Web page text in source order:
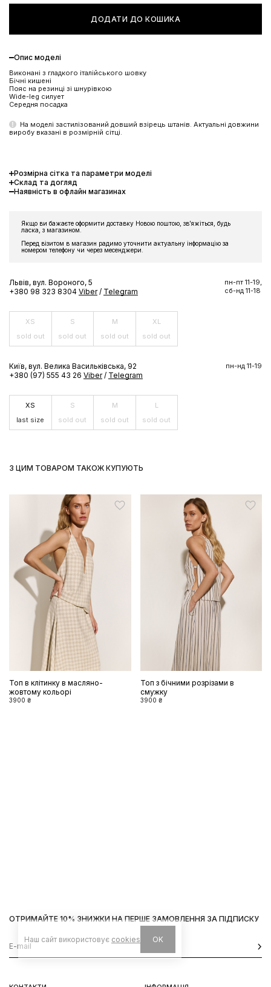
ДОДАТИ ДО КОШИКА
Опис моделі
Виконані з гладкого італійського шовку
Бічні кишені
Пояс на резинці зі шнурівкою
Wide-leg силует
Середня посадка
На моделі застилізований довший взірець штанів. Актуальні довжини
виробу вказані в розмірній сітці.
Розмірна сітка та параметри моделі
Склад та догляд
Наявність в офлайн магазинах
Якщо ви бажаєте оформити доставку Новою поштою, звʼяжіться, будь
ласка, з магазином.
Перед візитом в магазин радимо уточнити актуальну інформацію за
номером телефону чи через месенджери.
Львів, вул. Вороного, 5
+380 98 323 8304 Viber / Telegram
пн-пт 11-19,
сб-нд 11-18
XS
sold out
S
sold out
M
sold out
XL
sold out
Київ, вул. Велика Васильківська, 92
+380 (97) 555 43 26 Viber / Telegram
пн-нд 11-19
XS
last size
S
sold out
M
sold out
L
sold out
З ЦИМ ТОВАРОМ ТАКОЖ КУПУЮТЬ
Топ в клітинку в масляно-
жовтому кольорі
3900 ₴
Топ з бічними розрізами в
смужку
3900 ₴
ОТРИМАЙТЕ 10% ЗНИЖКИ НА ПЕРШЕ ЗАМОВЛЕННЯ ЗА ПІДПИСКУ
ЗНИЖКА 10% НА ПЕРШЕ
ЗАМОВЛЕННЯ
ексклюзивних пропозицій бренду
ПІДПИСАТИСЬ ЗАРАЗ
Наш сайт використовує cookies OK